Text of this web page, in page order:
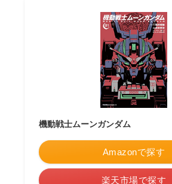
機動戦士ムーンガンダム
Amazonで探す
楽天市場で探す